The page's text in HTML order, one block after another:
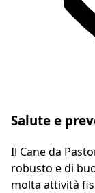
Salute e
Il Cane da
robusto e di
molta attività